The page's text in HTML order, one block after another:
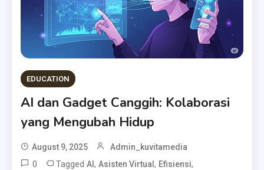
EDUCATION
AI dan Gadget Canggih: Kolaborasi
yang Mengubah Hidup
August 9, 2025 Admin_kuvitamedia
0 TaggedAI,Asisten Virtual, Efisiensi,